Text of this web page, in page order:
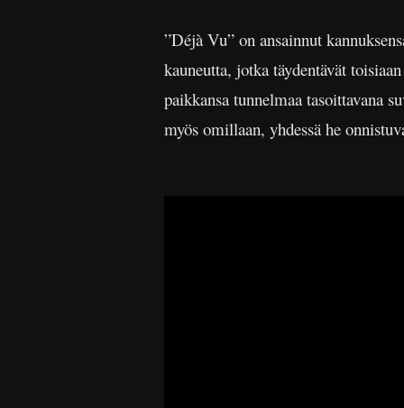
”Déjà Vu” on ansainnut
kauneutta, jotka täydentävät
paikkansa tunnelmaa tasoittavana
myös omillaan, yhdessä he